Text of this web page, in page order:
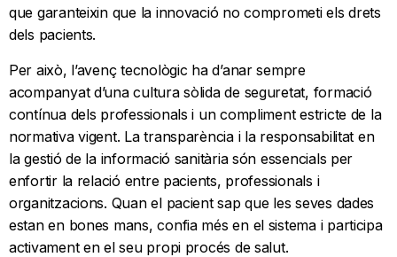
que garanteixin que la innovació no comprometi els drets
dels pacients.
Per això, l’avenç tecnològic ha d’anar sempre
acompanyat d’una cultura sòlida de seguretat, formació
contínua dels professionals i un compliment estricte de la
normativa vigent. La transparència i la responsabilitat en
la gestió de la informació sanitària són essencials per
enfortir la relació entre pacients, professionals i
organitzacions. Quan el pacient sap que les seves dades
estan en bones mans, confia més en el sistema i participa
activament en el seu propi procés de salut.